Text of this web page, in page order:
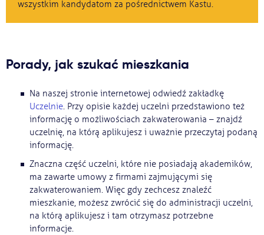
wszystkim kandydatom za pośrednictwem Kastu.
Porady, jak szukać mieszkania
Na naszej stronie internetowej odwiedź zakładkę
Uczelnie. Przy opisie każdej uczelni przedstawiono też
informację o możliwościach zakwaterowania – znajdź
uczelnię, na którą aplikujesz i uważnie przeczytaj podaną
informację.
Znaczna część uczelni, które nie posiadają akademików,
ma zawarte umowy z firmami zajmującymi się
zakwaterowaniem. Więc gdy zechcesz znaleźć
mieszkanie, możesz zwrócić się do administracji uczelni,
na którą aplikujesz i tam otrzymasz potrzebne
informacje.